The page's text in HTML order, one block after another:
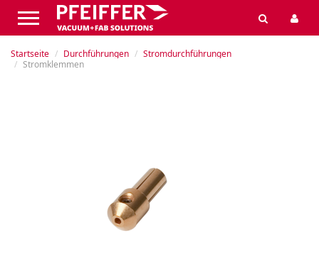
Startseite Durchführungen
Stromdurchführungen
Stromklemmen